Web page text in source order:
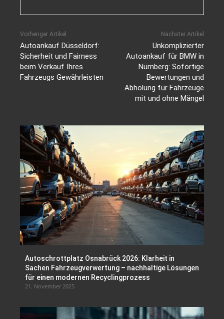
Vorheriger Artikel
Autoankauf Düsseldorf:
Sicherheit und Fairness
beim Verkauf Ihres
Fahrzeugs Gewährleisten
Nächster Artikel
Unkomplizierter
Autoankauf für BMW in
Nürnberg: Sofortige
Bewertungen und
Abholung für Fahrzeuge
mit und ohne Mängel
Autoschrottplatz Osnabrück 2026: Klarheit in
Sachen Fahrzeugverwertung – nachhaltige Lösungen
für einen modernen Recyclingprozess
21. November 2025